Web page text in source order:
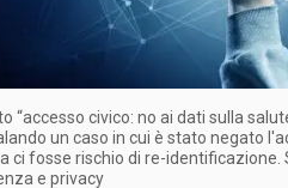
“accesso civico: no ai dati sulla
un caso in cui è stato negato
ci fosse rischio di re-identificazione.
e privacy